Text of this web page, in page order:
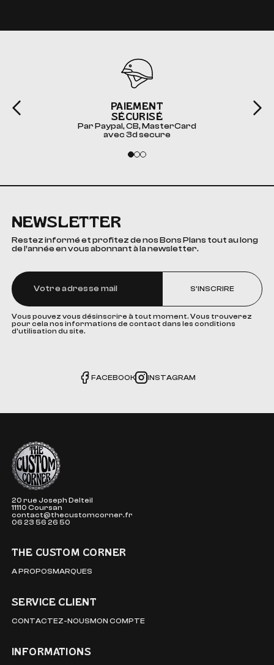
PAIEMENT
SÉCURISÉ
Par Paypal, CB, MasterCard
avec 3d secure
NEWSLETTER
Restez informé et profitez de nos Bons Plans tout au long
de l’année en vous abonnant à la newsletter.
S'INSCRIRE
Vous pouvez vous désinscrire à tout moment. Vous trouverez
pour cela nos informations de contact dans les conditions
d'utilisation du site.
FACEBOOK INSTAGRAM
The Custom Corner
20 rue Joseph Delteil
11110 Coursan
contact@thecustomcorner.fr
06 23 56 26 50
THE CUSTOM CORNER
A PROPOSMARQUES
SERVICE CLIENT
CONTACTEZ-NOUSMON COMPTE
INFORMATIONS